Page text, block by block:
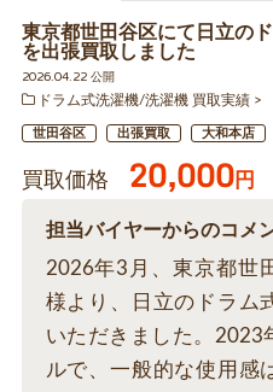
東京都世田谷区にて日立の
を出張買取しました
2026.04.22 公開
ドラム式洗濯機/洗濯機 買取実績
世田谷区 出張買取 大和本店
買取価格 20,000円
担当バイヤーからのコメ
2026年3月、東京都世
様より、日立のドラム
いただきました。2023
ルで、一般的な使用感